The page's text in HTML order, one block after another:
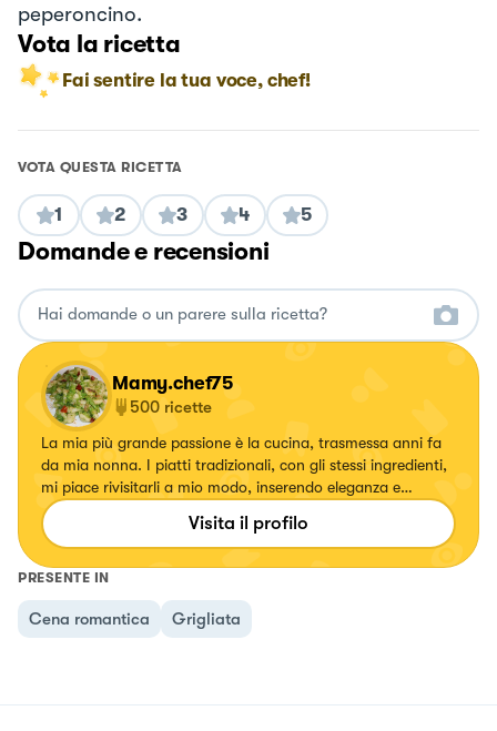
peperoncino.
Vota la ricetta
Fai sentire la tua voce, chef!
VOTA QUESTA RICETTA
1 2 3 4 5
Domande e recensioni
Mamy.chef75
500 ricette
La mia più grande passione è la cucina, trasmessa anni fa
da mia nonna. I piatti tradizionali, con gli stessi ingredienti,
mi piace rivisitarli a mio modo, inserendo eleganza e
specialmente colori. Ogni volta che creo un piatto mi
emoziono e vorrei tanto emozionare anche voi.
Visita il profilo
PRESENTE IN
Cena romantica Grigliata